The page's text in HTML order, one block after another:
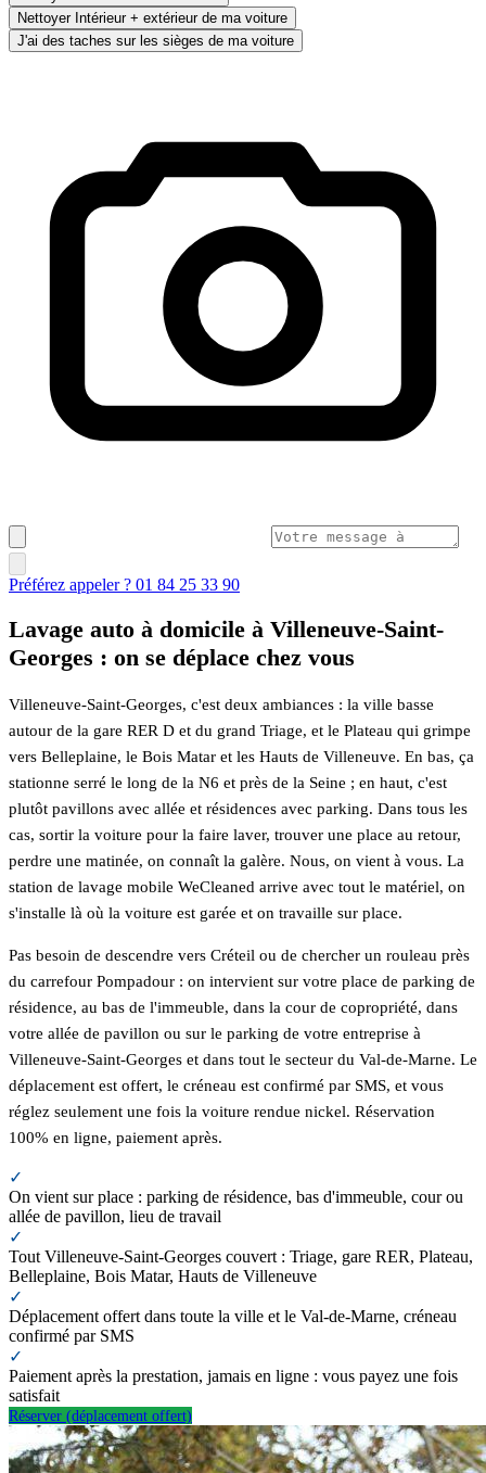
Nettoyer Intérieur + extérieur de ma voiture
J'ai des taches sur les sièges de ma voiture
Préférez appeler ? 01 84 25 33 90
Lavage auto à domicile à Villeneuve-Saint-
Georges : on se déplace chez vous
Villeneuve-Saint-Georges, c'est deux ambiances : la ville basse
autour de la gare RER D et du grand Triage, et le Plateau qui grimpe
vers Belleplaine, le Bois Matar et les Hauts de Villeneuve. En bas, ça
stationne serré le long de la N6 et près de la Seine ; en haut, c'est
plutôt pavillons avec allée et résidences avec parking. Dans tous les
cas, sortir la voiture pour la faire laver, trouver une place au retour,
perdre une matinée, on connaît la galère. Nous, on vient à vous. La
station de lavage mobile WeCleaned arrive avec tout le matériel, on
s'installe là où la voiture est garée et on travaille sur place.
Pas besoin de descendre vers Créteil ou de chercher un rouleau près
du carrefour Pompadour : on intervient sur votre place de parking de
résidence, au bas de l'immeuble, dans la cour de copropriété, dans
votre allée de pavillon ou sur le parking de votre entreprise à
Villeneuve-Saint-Georges et dans tout le secteur du Val-de-Marne. Le
déplacement est offert, le créneau est confirmé par SMS, et vous
réglez seulement une fois la voiture rendue nickel. Réservation
100% en ligne, paiement après.
✓
On vient sur place : parking de résidence, bas d'immeuble, cour ou
allée de pavillon, lieu de travail
✓
Tout Villeneuve-Saint-Georges couvert : Triage, gare RER, Plateau,
Belleplaine, Bois Matar, Hauts de Villeneuve
✓
Déplacement offert dans toute la ville et le Val-de-Marne, créneau
confirmé par SMS
✓
Paiement après la prestation, jamais en ligne : vous payez une fois
satisfait
Réserver (déplacement offert)